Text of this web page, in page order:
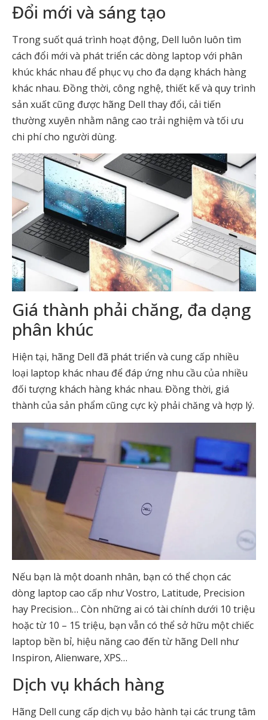
Đổi mới và sáng tạo
Trong suốt quá trình hoạt động, Dell luôn luôn tìm
cách đổi mới và phát triển các dòng laptop với phân
khúc khác nhau để phục vụ cho đa dạng khách hàng
khác nhau. Đồng thời, công nghệ, thiết kế và quy trình
sản xuất cũng được hãng Dell thay đổi, cải tiến
thường xuyên nhằm nâng cao trải nghiệm và tối ưu
chi phí cho người dùng.
Giá thành phải chăng, đa dạng
phân khúc
Hiện tại, hãng Dell đã phát triển và cung cấp nhiều
loại laptop khác nhau để đáp ứng nhu cầu của nhiều
đối tượng khách hàng khác nhau. Đồng thời, giá
thành của sản phẩm cũng cực kỳ phải chăng và hợp lý.
Nếu bạn là một doanh nhân, bạn có thể chọn các
dòng laptop cao cấp như Vostro, Latitude, Precision
hay Precision… Còn những ai có tài chính dưới 10 triệu
hoặc từ 10 – 15 triệu, bạn vẫn có thể sở hữu một chiếc
laptop bền bỉ, hiệu năng cao đến từ hãng Dell như
Inspiron, Alienware, XPS…
Dịch vụ khách hàng
Hãng Dell cung cấp dịch vụ bảo hành tại các trung tâm